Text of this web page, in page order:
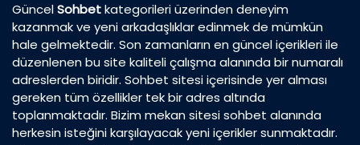
GüncelSohbetkategorileri üzerinden deneyim
kazanmak ve yeni arkadaşlıklar edinmek de mümkün
hale gelmektedir. Son zamanların en güncel içerikleri ile
düzenlenen bu site kaliteli çalışma alanında bir numaralı
adreslerden biridir. Sohbet sitesi içerisinde yer alması
gereken tüm özellikler tek bir adres altında
toplanmaktadır. Bizim mekan sitesi sohbet alanında
herkesin isteğini karşılayacak yeni içerikler sunmaktadır.